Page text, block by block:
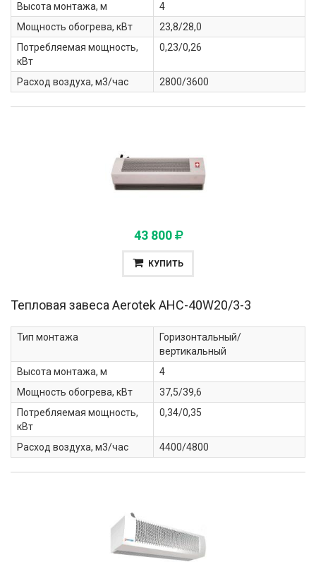
Высота монтажа, м
4
Мощность обогрева, кВт
23,8/28,0
Потребляемая мощность,
кВт
0,23/0,26
Расход воздуха, м3/час 2800/3600
43 800
КУПИТЬ
Тепловая завеса AerotekAHC-40W20/3-3
Тип монтажа
Горизонтальный/
вертикальный
Высота монтажа, м
4
Мощность обогрева, кВт
37,5/39,6
Потребляемая мощность,
кВт
0,34/0,35
Расход воздуха, м3/час 4400/4800